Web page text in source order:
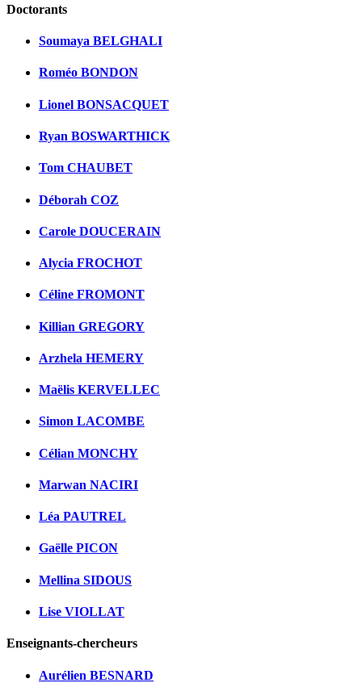
Doctorants
Soumaya BELGHALI
Roméo BONDON
Lionel BONSACQUET
Ryan BOSWARTHICK
Tom CHAUBET
Déborah COZ
Carole DOUCERAIN
Alycia FROCHOT
Céline FROMONT
Killian GREGORY
Arzhela HEMERY
Maëlis KERVELLEC
Simon LACOMBE
Célian MONCHY
Marwan NACIRI
Léa PAUTREL
Gaëlle PICON
Mellina SIDOUS
Lise VIOLLAT
Enseignants-chercheurs
Aurélien BESNARD